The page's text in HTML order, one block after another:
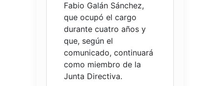
Fabio Galán Sánchez,
que ocupó el cargo
durante cuatro años y
que, según el
comunicado, continuará
como miembro de la
Junta Directiva.